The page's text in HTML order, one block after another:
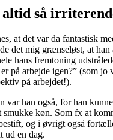
så
at det var da fantastisk
det mig grænseløst, at han
hans fremtoning
på arbejde igen?” (som jo
på arbejdet!).
var han også, for han
køn. Som fx at
og i øvrigt også
ud en dag.